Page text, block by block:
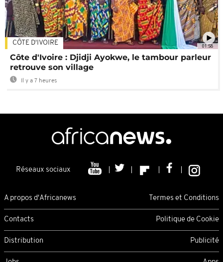
01:58
CÔTE D'IVOIRE
Côte d'Ivoire : Djidji Ayokwe, le tambour parleur
retrouve son village
Il y a 7 heures
Réseaux sociaux
A propos d'Africanews Termes et Conditions
Contacts Politique de Cookie
Distribution Publicité